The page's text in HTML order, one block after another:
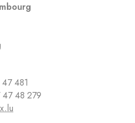
481
48 279